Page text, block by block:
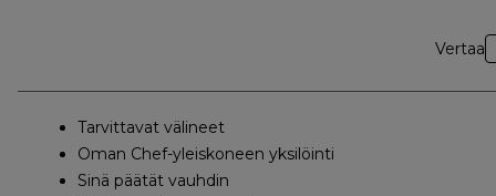
Vertaa
Tarvittavat välineet
Oman Chef-yleiskoneen yksilöinti
Sinä päätät vauhdin